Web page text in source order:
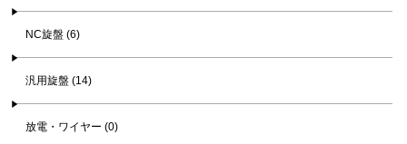
NC旋盤 (6)
汎用旋盤 (14)
放電・ワイヤー (0)